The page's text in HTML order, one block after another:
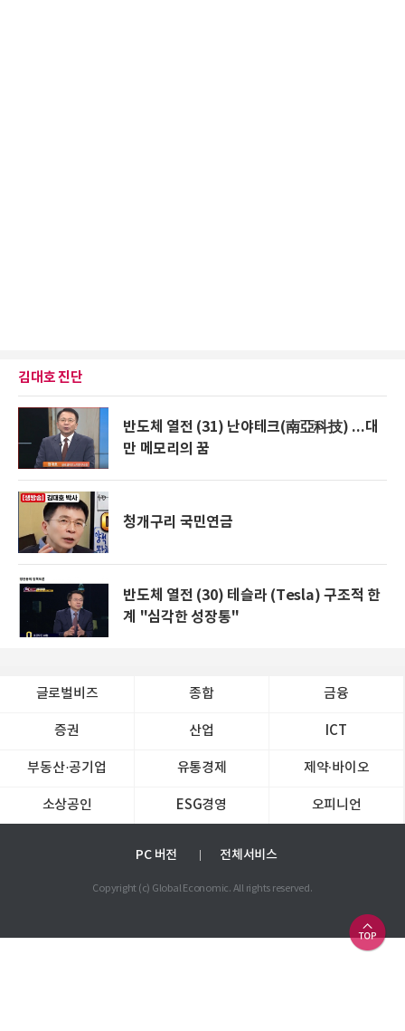
김대호 진단
반도체 열전 (31) 난야테크(南亞科技) ...대
만 메모리의 꿈
청개구리 국민연금
반도체 열전 (30) 테슬라 (Tesla) 구조적 한
계 "심각한 성장통"
글로벌비즈 종합 금융
증권 산업 ICT
부동산·공기업 유통경제 제약∙바이오
소상공인 ESG경영 오피니언
PC 버전 전체서비스
Copyright (c) Global Economic. All rights reserved.